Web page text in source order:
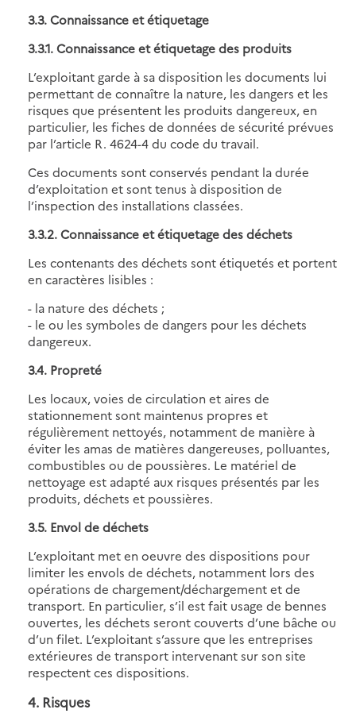
3.3. Connaissance et étiquetage
3.3.1. Connaissance et étiquetage des produits
L’exploitant garde à sa disposition les documents lui
permettant de connaître la nature, les dangers et les
risques que présentent les produits dangereux, en
particulier, les fiches de données de sécurité prévues
par l’article R. 4624-4 du code du travail.
Ces documents sont conservés pendant la durée
d’exploitation et sont tenus à disposition de
l’inspection des installations classées.
3.3.2. Connaissance et étiquetage des déchets
Les contenants des déchets sont étiquetés et portent
en caractères lisibles :
- la nature des déchets ;
- le ou les symboles de dangers pour les déchets
dangereux.
3.4. Propreté
Les locaux, voies de circulation et aires de
stationnement sont maintenus propres et
régulièrement nettoyés, notamment de manière à
éviter les amas de matières dangereuses, polluantes,
combustibles ou de poussières. Le matériel de
nettoyage est adapté aux risques présentés par les
produits, déchets et poussières.
3.5. Envol de déchets
L’exploitant met en oeuvre des dispositions pour
limiter les envols de déchets, notamment lors des
opérations de chargement/déchargement et de
transport. En particulier, s’il est fait usage de bennes
ouvertes, les déchets seront couverts d’une bâche ou
d’un filet. L’exploitant s’assure que les entreprises
extérieures de transport intervenant sur son site
respectent ces dispositions.
4. Risques